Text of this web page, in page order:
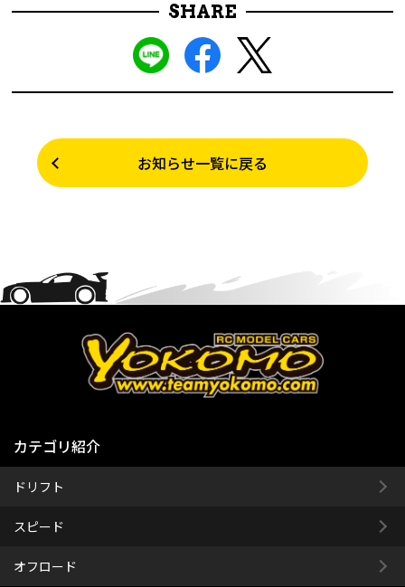
SHARE
お知らせ一覧に戻る
カテゴリ紹介
ドリフト
スピード
オフロード